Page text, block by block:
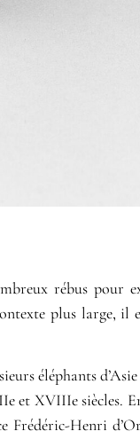
rébus
plus large, il
éléphants
XVIIIe siècles.
Henri